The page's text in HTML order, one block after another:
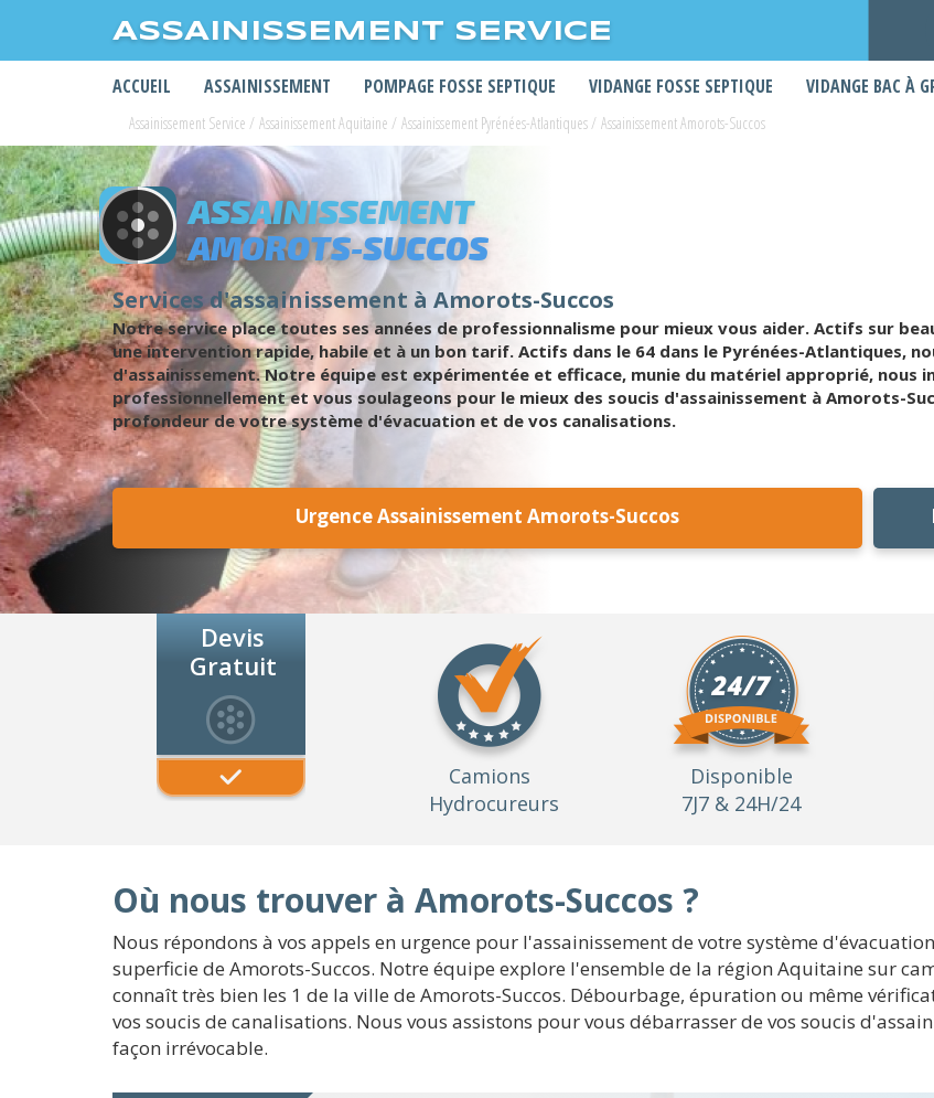
ASSAINISSEMENT SERVICE
ACCUEIL ASSAINISSEMENT POMPAGE FOSSE SEPTIQUE VIDANGE FOSSE SEPTIQUE VIDANGE BAC À
Assainissement Service / Assainissement Aquitaine / Assainissement Pyrénées-Atlantiques/ Assainissement Amorots-Succos
ASSAINISSEMENT
AMOROTS-SUCCOS
Services d'assainissement à Amorots-Succos
Notre service place toutes ses années de professionnalisme pour mieux vous aider. Actifs sur
une intervention rapide, habile et à un bon tarif. Actifs dans le 64 dans le Pyrénées-Atlantiques,
d'assainissement. Notre équipe est expérimentée et efficace, munie du matériel approprié, nous
professionnellement et vous soulageons pour le mieux des soucis d'assainissement à Amorots-
profondeur de votre système d'évacuation et de vos canalisations.
Urgence Assainissement Amorots-Succos
Devis
Gratuit
Camions
Hydrocureurs
Disponible
7J7 & 24H/24
Où nous trouver à Amorots-Succos ?
Nous répondons à vos appels en urgence pour l'assainissement de votre système
superficie de Amorots-Succos. Notre équipe explore l'ensemble de la région Aquitaine sur
connaît très bien les 1 de la ville de Amorots-Succos. Débourbage, épuration ou même
vos soucis de canalisations. Nous vous assistons pour vous débarrasser de vos soucis
façon irrévocable.